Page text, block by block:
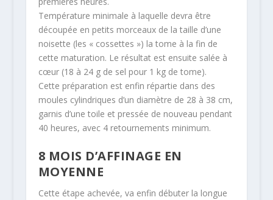
Température minimale à laquelle devra être
découpée en petits morceaux de la taille d’une
noisette (les « cossettes ») la tome à la fin de
cette maturation. Le résultat est ensuite salée à
cœur (18 à 24 g de sel pour 1 kg de tome).
Cette préparation est enfin répartie dans des
moules cylindriques d’un diamètre de 28 à 38 cm,
garnis d’une toile et pressée de nouveau pendant
40 heures, avec 4 retournements minimum.
8 MOIS D’AFFINAGE EN
MOYENNE
Cette étape achevée, va enfin débuter la longue